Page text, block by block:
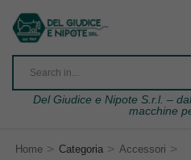
Del Giudice e Nipote S.r.l. –
macchine
Home > Categoria > Accessori >